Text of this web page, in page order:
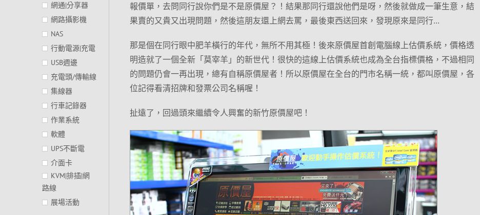
報價單，去問同行說你們是不是原價屋？！結果那同行還說他們是呀，然後就做成一筆生意，結
果賣的又貴又出現問題，然後這朋友還上網去罵，最後東西送回來，發現原來是同行…
那是個在同行眼中肥羊橫行的年代，無所不用其極！後來原價屋首創電腦線上估價系統，價格透
明造就了一個全新「莫宰羊」的新世代！很快的這線上估價系統也成為全台指標價格，不過相同
的問題仍會一再出現，總有自稱原價屋者！所以原價屋在全台的門市名稱一統，都叫原價屋，各
位記得看清招牌和發票公司名稱喔！
扯遠了，回過頭來繼續令人興奮的新竹原價屋吧！
網通|分享器
網路攝影機
NAS
行動電源|充電
USB週邊
充電頭/傳輸線
集線器
行車記錄器
作業系統
軟體
UPS不斷電
介面卡
KVM|排插|網
路線
展場活動